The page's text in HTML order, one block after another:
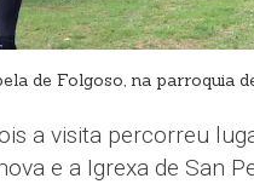
de Folgoso, na parroquia
a visita percorreu
e a Igrexa de San